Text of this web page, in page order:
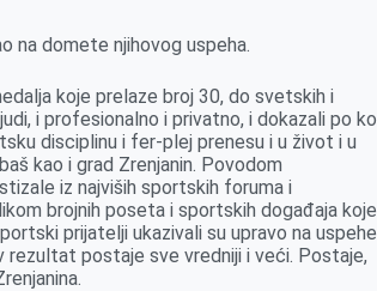
na domete njihovog uspeha.
koje prelaze broj 30, do svetskih i
i profesionalno i privatno, i dokazali po ko
disciplinu i fer-plej prenesu i u život i u
kao i grad Zrenjanin. Povodom
iz najviših sportskih foruma i
brojnih poseta i sportskih događaja koje
prijatelji ukazivali su upravo na uspehe
rezultat postaje sve vredniji i veći. Postaje,